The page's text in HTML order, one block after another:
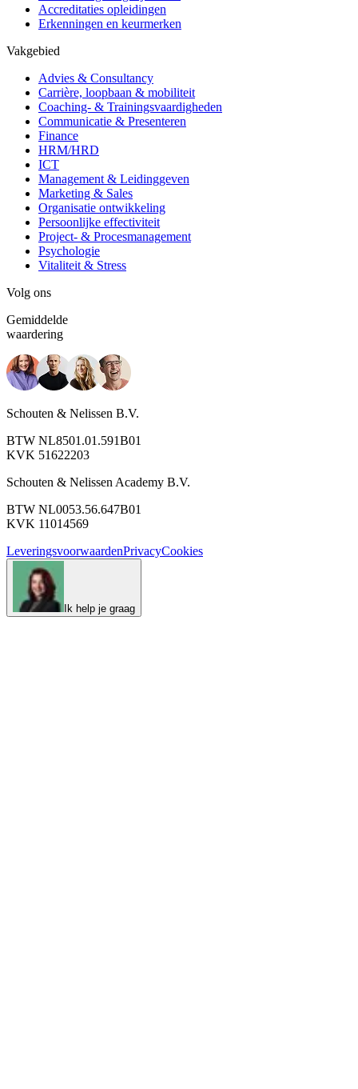
Accreditaties opleidingen
Erkenningen en keurmerken
Vakgebied
Advies & Consultancy
Carrière, loopbaan & mobiliteit
Coaching- & Trainingsvaardigheden
Communicatie & Presenteren
Finance
HRM/HRD
ICT
Management & Leidinggeven
Marketing & Sales
Organisatie ontwikkeling
Persoonlijke effectiviteit
Project- & Procesmanagement
Psychologie
Vitaliteit & Stress
Volg ons
Gemiddelde
waardering
Schouten & Nelissen B.V.
BTW NL8501.01.591B01
KVK 51622203
Schouten & Nelissen Academy B.V.
BTW NL0053.56.647B01
KVK 11014569
LeveringsvoorwaardenPrivacyCookies
Ik help je graag